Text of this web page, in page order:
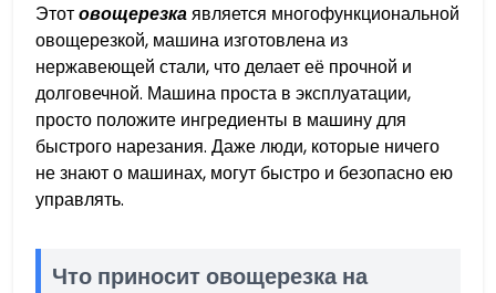
Этотовощерезкаявляется многофункциональной
овощерезкой, машина изготовлена из
нержавеющей стали, что делает её прочной и
долговечной. Машина проста в эксплуатации,
просто положите ингредиенты в машину для
быстрого нарезания. Даже люди, которые ничего
не знают о машинах, могут быстро и безопасно ею
управлять.
Что приносит овощерезка на